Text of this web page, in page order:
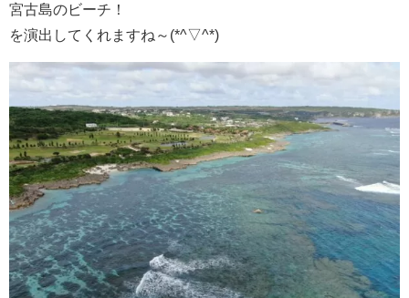
宮古島のビーチ！
を演出してくれますね～(*^▽^*)